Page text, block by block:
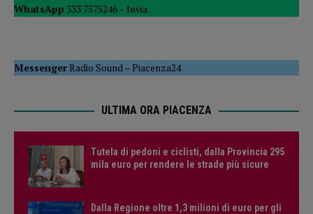
WhatsApp 333 7575246 – Invia
MessengerRadio Sound–Piacenza24
ULTIMA ORA PIACENZA
Tutela di pedoni e ciclisti, dalla Provincia 295
mila euro per rendere le strade più sicure
Dalla Regione oltre 1,3 milioni di euro per gli